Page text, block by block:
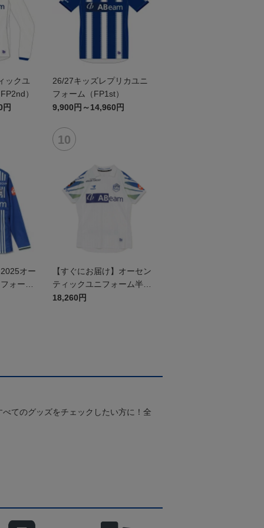
ックユ
）
円
26/27キッズレプリカユニ
フォーム（FP1st）
9,900円～14,960円
オー
ォーム
【すぐにお届け】オーセン
ティックユニフォーム半袖
（2026百年構想リーグ）F
18,260円
てのグッズをチェックしたい方に！全